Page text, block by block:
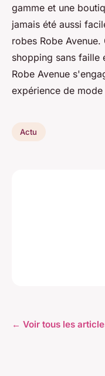
gamme et une
jamais été aussi
robes Robe
shopping sans faille
Robe Avenue
expérience de
Actu
← Voir tous les